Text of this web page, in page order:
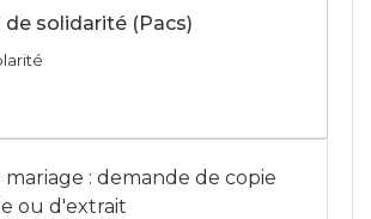
de solidarité (Pacs)
: demande de copie
ou d'extrait